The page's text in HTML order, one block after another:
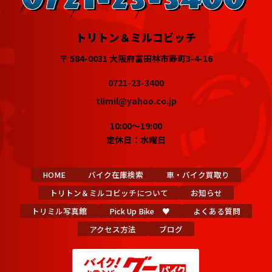
トリトン＆ミルコビッチ
〒 584-0031 大阪府富田林市寿町3-4-16
0721-23-3400
tlimil@yahoo.co.jp
10:00～19:00
定休日：水曜日
HOME バイク在庫検索
車・バイク買取り
トリトン＆ミルコビッチについて
お知らせ
トリミル写真館
Pick Up Bike ♥
よくある質問
アクセス方法
ブログ